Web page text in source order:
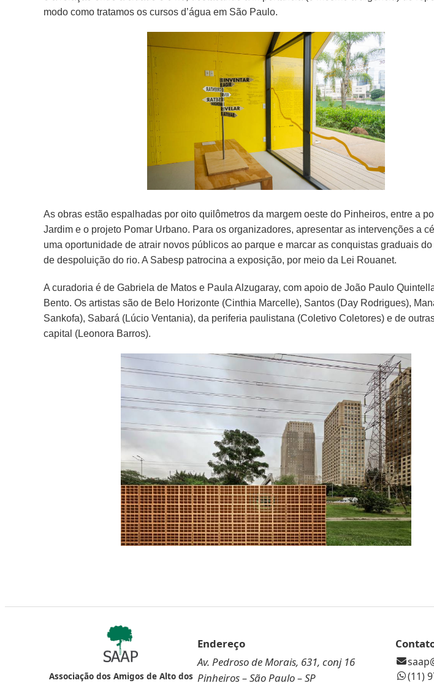
modo como tratamos os cursos d’água em São Paulo.
As obras estão espalhadas por oito quilômetros da margem oeste do Pinheiros, entre a
Jardim e o projeto Pomar Urbano. Para os organizadores, apresentar as intervenções a
uma oportunidade de atrair novos públicos ao parque e marcar as conquistas graduais do
de despoluição do rio. A Sabesp patrocina a exposição, por meio da Lei Rouanet.
A curadoria é de Gabriela de Matos e Paula Alzugaray, com apoio de João Paulo
Bento. Os artistas são de Belo Horizonte (Cinthia Marcelle), Santos (Day Rodrigues),
Sankofa), Sabará (Lúcio Ventania), da periferia paulistana (Coletivo Coletores) e de
capital (Leonora Barros).
Associação dos Amigos de Alto dos
Endereço
Av. Pedroso de Morais, 631, conj 16
Pinheiros – São Paulo – SP
(11)